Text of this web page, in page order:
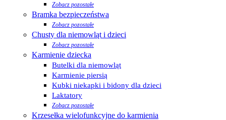
Zobacz pozostałe
Bramka bezpieczeństwa
Zobacz pozostałe
Chusty dla niemowląt i dzieci
Zobacz pozostałe
Karmienie dziecka
Butelki dla niemowląt
Karmienie piersią
Kubki niekapki i bidony dla dzieci
Laktatory
Zobacz pozostałe
Krzesełka wielofunkcyjne do karmienia